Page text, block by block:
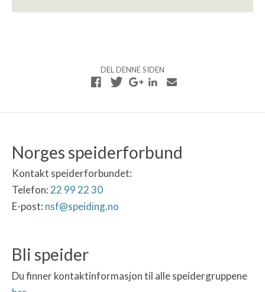
DEL DENNE SIDEN
Norges speiderforbund
Kontakt speiderforbundet:
Telefon:22 99 22 30
E-post: nsf@speiding.no
Bli speider
Du finner kontaktinformasjon til alle speidergruppene